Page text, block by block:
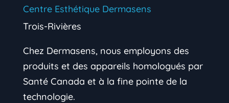
Centre Esthétique Dermasens
Trois-Rivières
Chez Dermasens, nous employons des
produits et des appareils homologués par
Santé Canada et à la fine pointe de la
technologie.